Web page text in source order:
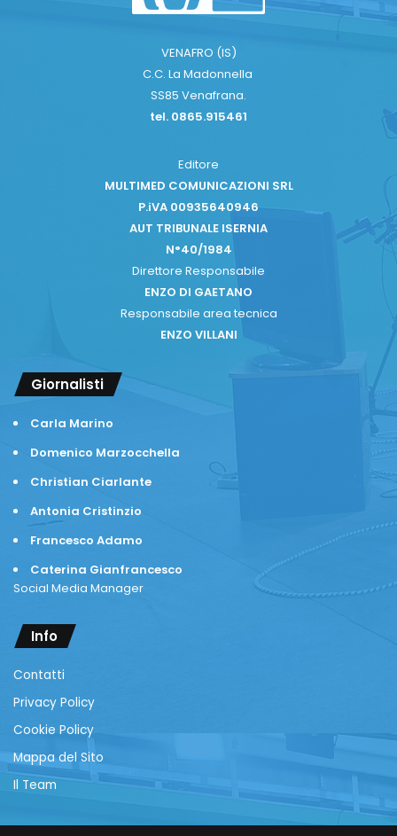
VENAFRO (IS)
C.C. La Madonnella
SS85 Venafrana.
tel. 0865.915461
Editore
MULTIMED COMUNICAZIONI SRL
P.iVA 00935640946
AUT TRIBUNALE ISERNIA
N°40/1984
Direttore Responsabile
ENZO DI GAETANO
Responsabile area tecnica
ENZO VILLANI
Giornalisti
Carla Marino
Domenico Marzocchella
Christian Ciarlante
Antonia Cristinzio
Francesco Adamo
Caterina Gianfrancesco
Social Media Manager
Info
Contatti
Privacy Policy
Cookie Policy
Mappa del Sito
Il Team